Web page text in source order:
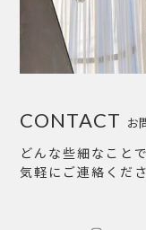
お
CONTACT
どんな些細なこと
気軽にご連絡くださ